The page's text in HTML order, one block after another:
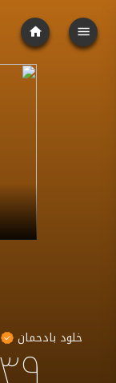
خلود بادحمان